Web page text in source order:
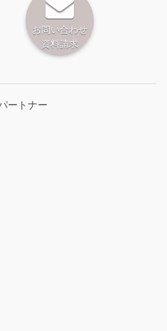
お問い合わせ
資料請求
ートナー